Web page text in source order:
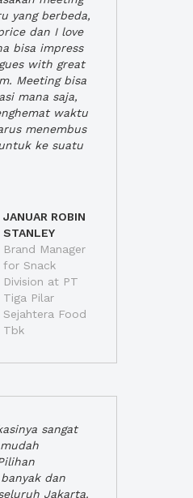
yang berbeda,
dan I love
bisa impress
with great
Meeting bisa
mana saja,
waktu
menembus
ke suatu
JANUAR ROBIN
STANLEY
Brand Manager
for Snack
Division at PT
Tiga Pilar
Sejahtera Food
Tbk
sangat
dan
Jakarta.